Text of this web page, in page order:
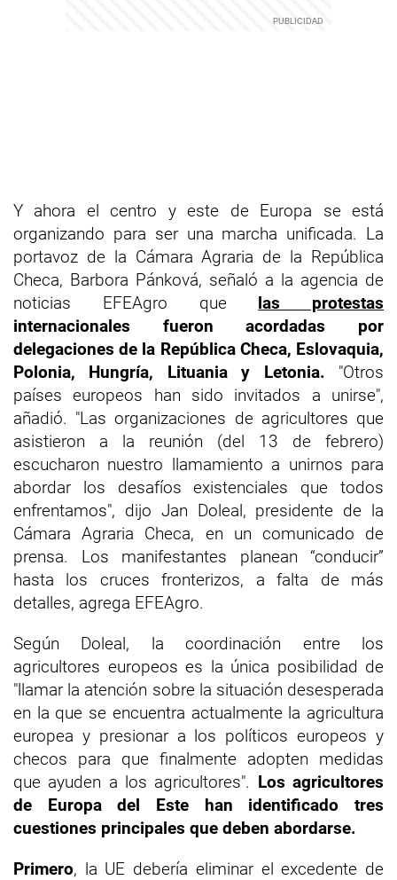
Y ahora el centro y este de Europa se está
organizando para ser una marcha unificada. La
portavoz de la Cámara Agraria de la República
Checa, Barbora Pánková, señaló a la agencia de
noticias EFEAgro que
las protestas
internacionales fueron acordadas por
delegaciones de la República Checa, Eslovaquia,
Polonia, Hungría, Lituania y Letonia. "Otros
países europeos han sido invitados a unirse",
añadió. "Las organizaciones de agricultores que
asistieron a la reunión (del 13 de febrero)
escucharon nuestro llamamiento a unirnos para
abordar los desafíos existenciales que todos
enfrentamos", dijo Jan Doleal, presidente de la
Cámara Agraria Checa, en un comunicado de
prensa. Los manifestantes planean “conducir”
hasta los cruces fronterizos, a falta de más
detalles, agrega EFEAgro.
Según Doleal, la coordinación entre los
agricultores europeos es la única posibilidad de
"llamar la atención sobre la situación desesperada
en la que se encuentra actualmente la agricultura
europea y presionar a los políticos europeos y
checos para que finalmente adopten medidas
que ayuden a los agricultores". Los agricultores
de Europa del Este han identificado tres
cuestiones principales que deben abordarse.
Primero, la UE debería eliminar el excedente de